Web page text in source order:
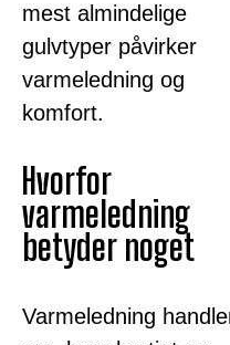
mest almindelige
gulvtyper påvirker
varmeledning og
komfort.
Hvorfor
varmeledning
betyder noget
Varmeledning